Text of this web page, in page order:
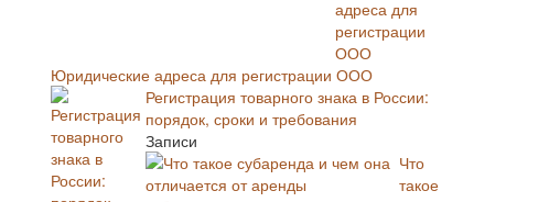
Юридические адреса для регистрации ООО
Регистрация товарного знака в России:
порядок, сроки и требования
Записи
Что
такое